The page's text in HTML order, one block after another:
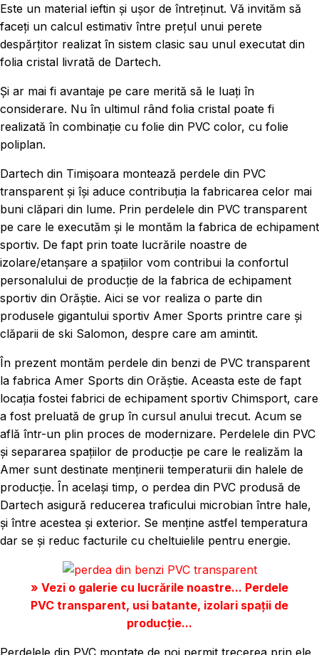
Este un material ieftin și ușor de întreținut. Vă invităm să
faceți un calcul estimativ între prețul unui perete
despărțitor realizat în sistem clasic sau unul executat din
folia cristal livrată de Dartech.
Și ar mai fi avantaje pe care merită să le luați în
considerare. Nu în ultimul rând folia cristal poate fi
realizată în combinație cu folie din PVC color, cu folie
poliplan.
Dartech din Timișoara montează perdele din PVC
transparent și își aduce contribuția la fabricarea celor mai
buni clăpari din lume. Prin perdelele din PVC transparent
pe care le executăm și le montăm la fabrica de echipament
sportiv. De fapt prin toate lucrările noastre de
izolare/etanșare a spațiilor vom contribui la confortul
personalului de producție de la fabrica de echipament
sportiv din Orăștie. Aici se vor realiza o parte din
produsele gigantului sportiv Amer Sports printre care și
clăparii de ski Salomon, despre care am amintit.
În prezent montăm perdele din benzi de PVC transparent
la fabrica Amer Sports din Orăștie. Aceasta este de fapt
locația fostei fabrici de echipament sportiv Chimsport, care
a fost preluată de grup în cursul anului trecut. Acum se
află într-un plin proces de modernizare. Perdelele din PVC
și separarea spațiilor de producție pe care le realizăm la
Amer sunt destinate menținerii temperaturii din halele de
producție. În același timp, o perdea din PVC produsă de
Dartech asigură reducerea traficului microbian între hale,
și între acestea și exterior. Se menține astfel temperatura
dar se și reduc facturile cu cheltuielile pentru energie.
» Vezi o galerie cu lucrările noastre... Perdele
PVC transparent, usi batante, izolari spații de
producție...
Perdelele din PVC montate de noi permit trecerea prin ele